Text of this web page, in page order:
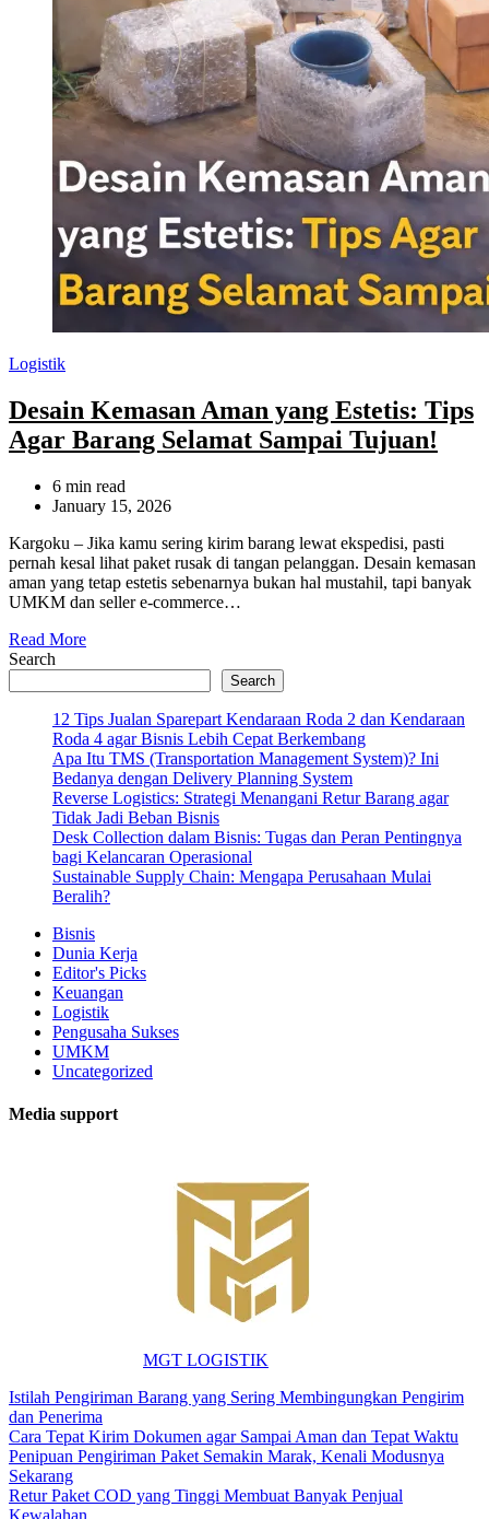
Categories
Logistik
Desain Kemasan Aman yang Estetis: Tips
Agar Barang Selamat Sampai Tujuan!
Estimated
read
6 min read
January 15, 2026
Kargoku – Jika kamu sering kirim barang lewat ekspedisi, pasti
pernah kesal lihat paket rusak di tangan pelanggan. Desain kemasan
aman yang tetap estetis sebenarnya bukan hal mustahil, tapi banyak
UMKM dan seller e-commerce…
Read More
Search
Search
12 Tips Jualan Sparepart Kendaraan Roda 2 dan Kendaraan
Roda 4 agar Bisnis Lebih Cepat Berkembang
Apa Itu TMS (Transportation Management System)? Ini
Bedanya dengan Delivery Planning System
Reverse Logistics: Strategi Menangani Retur Barang agar
Tidak Jadi Beban Bisnis
Desk Collection dalam Bisnis: Tugas dan Peran Pentingnya
bagi Kelancaran Operasional
Sustainable Supply Chain: Mengapa Perusahaan Mulai
Beralih?
Bisnis
Dunia Kerja
Editor's Picks
Keuangan
Logistik
Pengusaha Sukses
UMKM
Uncategorized
Media support
MGT LOGISTIK
Istilah Pengiriman Barang yang Sering Membingungkan Pengirim
dan Penerima
Cara Tepat Kirim Dokumen agar Sampai Aman dan Tepat Waktu
Penipuan Pengiriman Paket Semakin Marak, Kenali Modusnya
Sekarang
Retur Paket COD yang Tinggi Membuat Banyak Penjual